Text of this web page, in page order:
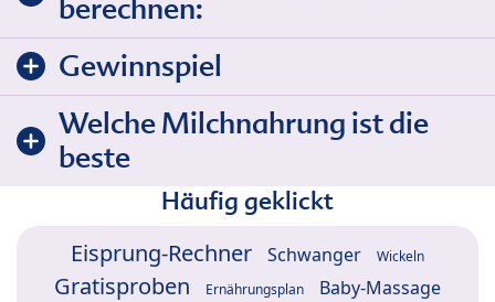
berechnen:
Gewinnspiel
Welche Milchnahrung ist die
beste
Häufig geklickt
Eisprung-Rechner Schwanger Wickeln
Gratisproben Ernährungsplan Baby-Massage